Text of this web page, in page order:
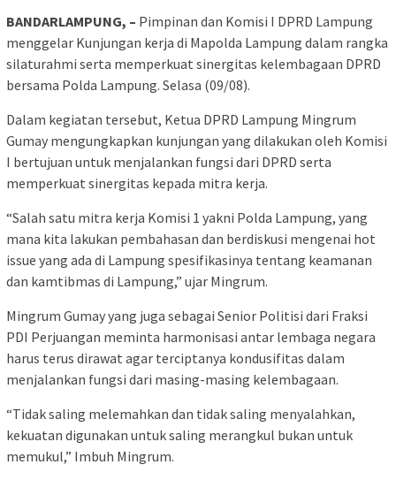
BANDARLAMPUNG, – Pimpinan dan Komisi I DPRD Lampung
menggelar Kunjungan kerja di Mapolda Lampung dalam rangka
silaturahmi serta memperkuat sinergitas kelembagaan DPRD
bersama Polda Lampung. Selasa (09/08).
Dalam kegiatan tersebut, Ketua DPRD Lampung Mingrum
Gumay mengungkapkan kunjungan yang dilakukan oleh Komisi
I bertujuan untuk menjalankan fungsi dari DPRD serta
memperkuat sinergitas kepada mitra kerja.
“Salah satu mitra kerja Komisi 1 yakni Polda Lampung, yang
mana kita lakukan pembahasan dan berdiskusi mengenai hot
issue yang ada di Lampung spesifikasinya tentang keamanan
dan kamtibmas di Lampung,” ujar Mingrum.
Mingrum Gumay yang juga sebagai Senior Politisi dari Fraksi
PDI Perjuangan meminta harmonisasi antar lembaga negara
harus terus dirawat agar terciptanya kondusifitas dalam
menjalankan fungsi dari masing-masing kelembagaan.
“Tidak saling melemahkan dan tidak saling menyalahkan,
kekuatan digunakan untuk saling merangkul bukan untuk
memukul,” Imbuh Mingrum.